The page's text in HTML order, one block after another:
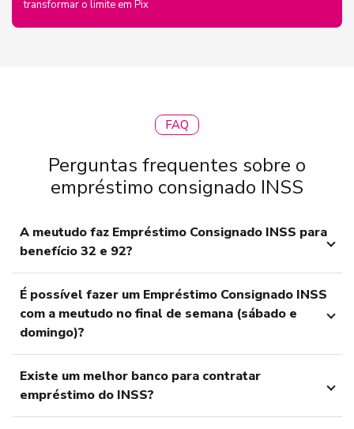
transformar o limite em Pix
FAQ
Perguntas frequentes sobre o
empréstimo consignado INSS
A meutudo faz Empréstimo Consignado INSS para
benefício 32 e 92?
É possível fazer um Empréstimo Consignado INSS
com a meutudo no final de semana (sábado e
domingo)?
Existe um melhor banco para contratar
empréstimo do INSS?